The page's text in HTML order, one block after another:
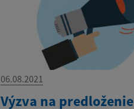
06.08.2021
Výzva na predloženie